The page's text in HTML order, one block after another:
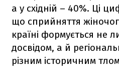
а у східній – 40%. Ці
що сприйняття
країні формується не
досвідом, а й
різним історичним